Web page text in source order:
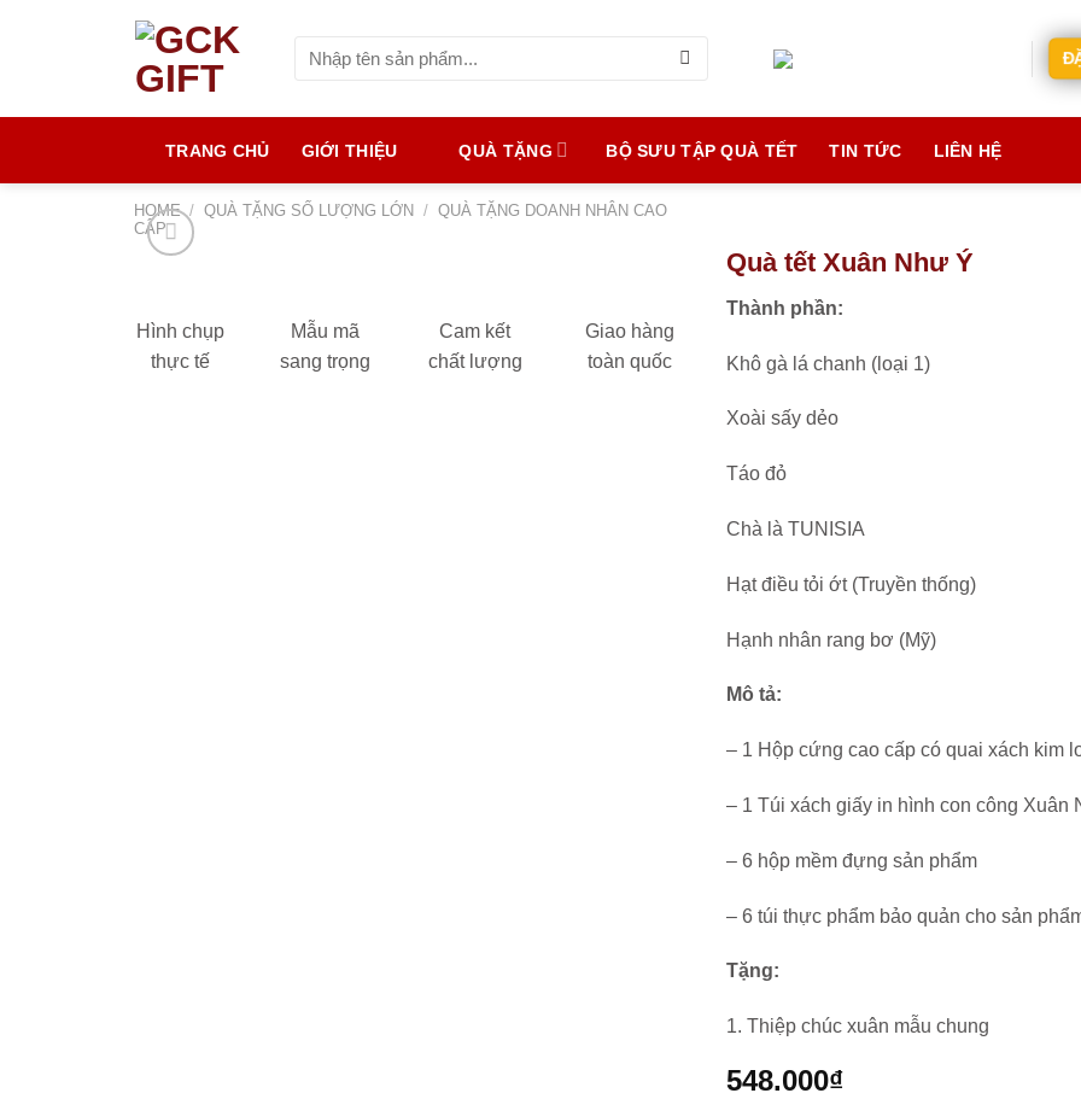
for:
TRANG CHỦ GIỚI THIỆU QUÀ TẶNG BỘ SƯU TẬP QUÀ TẾT TIN TỨC LIÊN HỆ
HOME / QUÀ TẶNG SỐ LƯỢNG LỚN / QUÀ TẶNG DOANH NHÂN CAO
CẤP
Hình chụp
thực tế
Mẫu mã
sang trọng
Cam kết
chất lượng
Giao hàng
toàn quốc
Quà tết Xuân Như Ý
Thành phần:
Khô gà lá chanh (loại 1)
Xoài sấy dẻo
Táo đỏ
Chà là TUNISIA
Hạt điều tỏi ớt (Truyền thống)
Hạnh nhân rang bơ (Mỹ)
Mô tả:
– 1 Hộp cứng cao cấp có quai xách kim
– 1 Túi xách giấy in hình con công Xuân
– 6 hộp mềm đựng sản phẩm
– 6 túi thực phẩm bảo quản cho sản
Tặng:
1. Thiệp chúc xuân mẫu chung
548.000₫